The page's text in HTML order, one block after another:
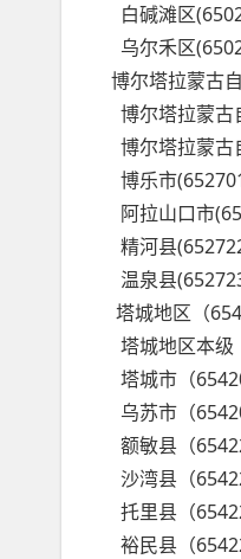
白碱滩区
乌尔禾区
博尔塔拉蒙古
博尔塔拉蒙古
博尔塔拉蒙古
博乐市
阿拉山口市
精河县
温泉县
塔城地区（
塔城地区本级
塔城市（
乌苏市（
额敏县（
沙湾县（
托里县（
裕民县（